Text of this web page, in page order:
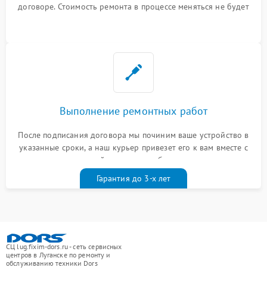
договоре. Стоимость ремонта в процессе меняться не будет
Выполнение ремонтных работ
После подписания договора мы починим ваше устройство в
указанные сроки, а наш курьер привезет его к вам вместе с
гарантийным талоном бесплатно
Гарантия до 3-х лет
СЦ lug.fixim-dors.ru - сеть сервисных
центров в Луганске по ремонту и
обслуживанию техники Dors